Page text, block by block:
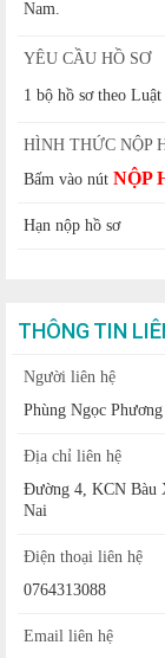
Nam.
YÊU CẦU HỒ SƠ
1 bộ hồ sơ theo Luật
HÌNH THỨC NỘP
Bấm vào nút NỘP
Hạn nộp hồ sơ
THÔNG TIN
Người liên hệ
Phùng Ngọc
Địa chỉ liên hệ
Đường 4, KCN Bàu
Nai
Điện thoại liên hệ
0764313088
Email liên hệ